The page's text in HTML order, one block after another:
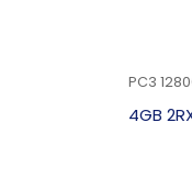
PC3
4GB